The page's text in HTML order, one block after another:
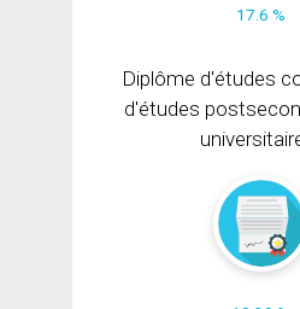
17.6 %
Diplôme d'études
d'études